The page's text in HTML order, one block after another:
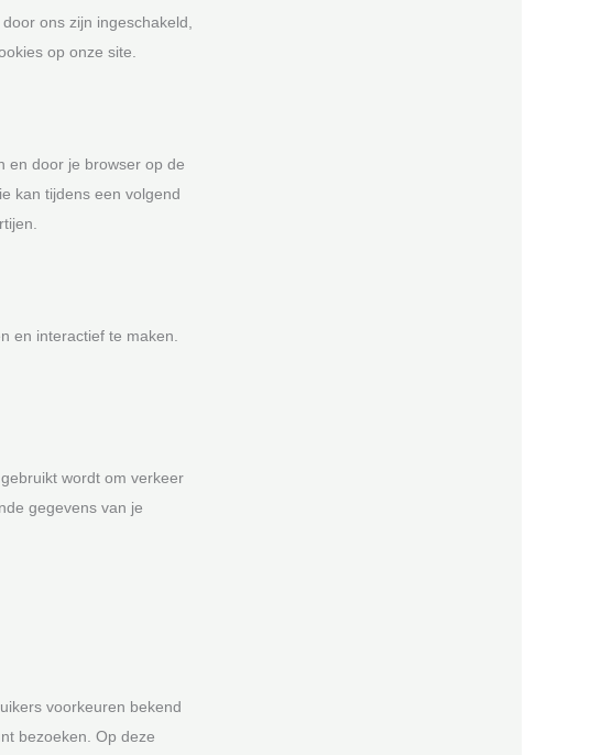
ons zijn ingeschakeld,
op onze site.
en door je browser op de
kan tijdens een volgend
en interactief te maken.
wordt om verkeer
gegevens van je
voorkeuren bekend
bezoeken. Op deze